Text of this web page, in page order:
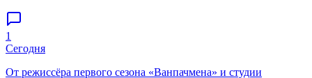
1
Сегодня
От режиссёра первого сезона «Ванпачмена» и студии